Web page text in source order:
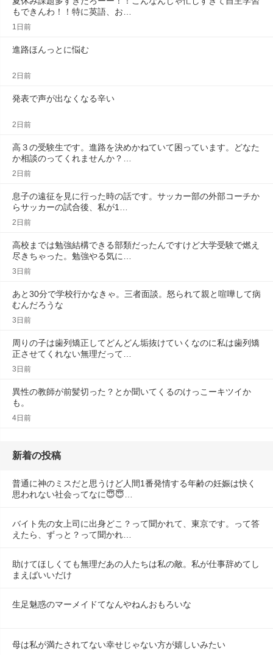
もできんわ！！特に英語、お…
1日前
進路ほんっとに悩む
2日前
発表で声が出なくなる辛い
2日前
高３の受験生です。進路を決めかねていて困っています。どなた
か相談のってくれませんか？…
2日前
息子の遠征を見に行った時の話です。サッカー部の外部コーチか
らサッカーの試合後、私が1…
2日前
高校までは勉強結構できる部類だったんですけど大学受験で燃え
尽きちゃった。勉強やる気に…
3日前
あと30分で学校行かなきゃ。三者面談。怒られて親と喧嘩して病
むんだろうな
3日前
周りの子は歯列矯正してどんどん垢抜けていくなのに私は歯列矯
正させてくれない無理だって…
3日前
異性の教師が前髪切った？とか聞いてくるのけっこーキツイか
も。
4日前
新着の投稿
普通に神のミスだと思うけど人間1番発情する年齢の妊娠は快く
思われない社会ってなに😇😇…
バイト先の女上司に出身どこ？って聞かれて、東京です。って答
えたら、ずっと？って聞かれ…
助けてほしくても無理だあの人たちは私の敵。私が仕事辞めてし
まえばいいだけ
生足魅惑のマーメイドてなんやねんおもろいな
母は私が満たされてない幸せじゃない方が嬉しいみたい